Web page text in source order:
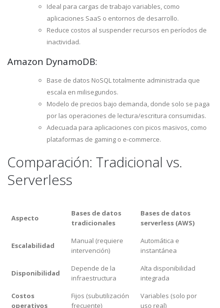
Ideal para cargas de trabajo variables, como
aplicaciones SaaS o entornos de desarrollo.
Reduce costos al suspender recursos en períodos de
inactividad.
Amazon DynamoDB:
Base de datos NoSQL totalmente administrada que
escala en milisegundos.
Modelo de precios bajo demanda, donde solo se paga
por las operaciones de lectura/escritura consumidas.
Adecuada para aplicaciones con picos masivos, como
plataformas de gaming o e-commerce.
Comparación: Tradicional vs.
Serverless
Aspecto
Bases de datos
tradicionales
Bases de datos
serverless (AWS)
Escalabilidad
Manual (requiere
intervención)
Automática e
instantánea
Disponibilidad
Depende de la
infraestructura
Alta disponibilidad
integrada
Costos
operativos
Fijos (subutilización
frecuente)
Variables (solo por
uso real)